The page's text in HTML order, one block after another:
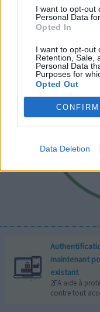
I want to opt-out
Personal Data
Opted In
I want to opt-out
Retention, Sale,
Personal Data
Purposes for
Opted Out
CONFIRM
Data Deletion
maintenant
existant
2FA aide à
contre tout